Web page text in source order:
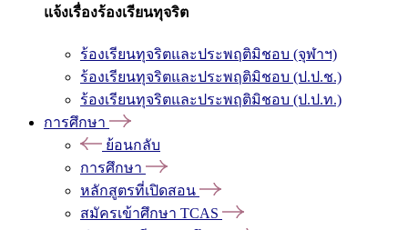
แจ้งเรื่องร้องเรียนทุจริต
ร้องเรียนทุจริตและประพฤติมิชอบ (จุฬาฯ)
ร้องเรียนทุจริตและประพฤติมิชอบ (ป.ป.ช.)
ร้องเรียนทุจริตและประพฤติมิชอบ (ป.ป.ท.)
การศึกษา
ย้อนกลับ
การศึกษา
หลักสูตรที่เปิดสอน
สมัครเข้าศึกษา TCAS